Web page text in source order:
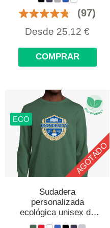
(97)
Desde 25,12 €
COMPRAR
ECO
AGOTADO
Sudadera
personalizada
ecológica unisex de
algodón orgánico